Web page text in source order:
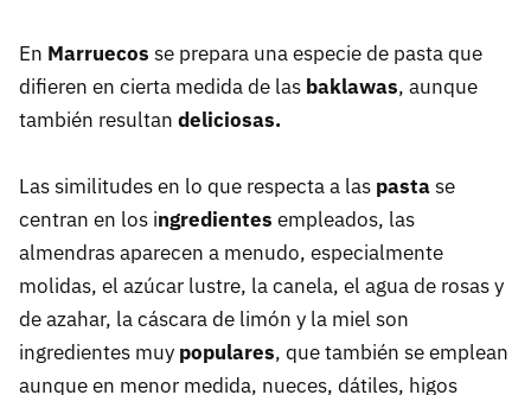
En Marruecos se prepara una especie de pasta que
difieren en cierta medida de las baklawas, aunque
también resultan deliciosas.
Las similitudes en lo que respecta a las pastase
centran en los ingredientes empleados, las
almendras aparecen a menudo, especialmente
molidas, el azúcar lustre, la canela, el agua de rosas y
de azahar, la cáscara de limón y la miel son
ingredientes muy populares, que también se emplean
aunque en menor medida, nueces, dátiles, higos